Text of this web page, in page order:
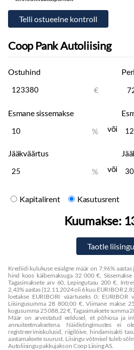
Coop Pank Autoliising
Ostuhind
€
Esmane sissemakse
%
või
Jääkväärtus
%
või
Kapitalirent Kasutusrent
Kuumakse:
Krediidi kulukuse esialgne määr on 7,96%
hind koos käibemaksuga 32 000 €,
Tagasimaksete arv 60, Lepingutasu 200 €,
2,43% aastas (12.11.2024 oli 6 kuu EURIBOR
loetakse EURIBORI väärtuseks 0;
Liisingusumma 28 800,00 €, Viimane makse
kogusumma 25 088,22 €, Tagasimaksete summa
Määr on arvestatud eeldusel, et põhiosa ja
annuiteetmaksetena. Näidistingimustes ei
registreerimiskulusid, riigilõive, hindamisakti
aastamaksete suurust. Liisingu võtmisel tuleb
Autoliisingu pakkujaks on Coop Liising AS.